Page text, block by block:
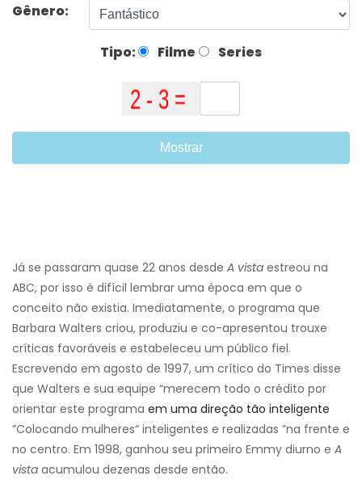
Gênero:
Tipo: Filme Series
Mostrar
Já se passaram quase 22 anos desde A vista estreou na
ABC, por isso é difícil lembrar uma época em que o
conceito não existia. Imediatamente, o programa que
Barbara Walters criou, produziu e co-apresentou trouxe
críticas favoráveis ​​e estabeleceu um público fiel.
Escrevendo em agosto de 1997, um crítico do Times disse
que Walters e sua equipe “merecem todo o crédito por
orientar este programa em uma direção tão inteligente
”Colocando mulheres“ inteligentes e realizadas ”na frente e
no centro. Em 1998, ganhou seu primeiro Emmy diurno e A
vista acumulou dezenas desde então.